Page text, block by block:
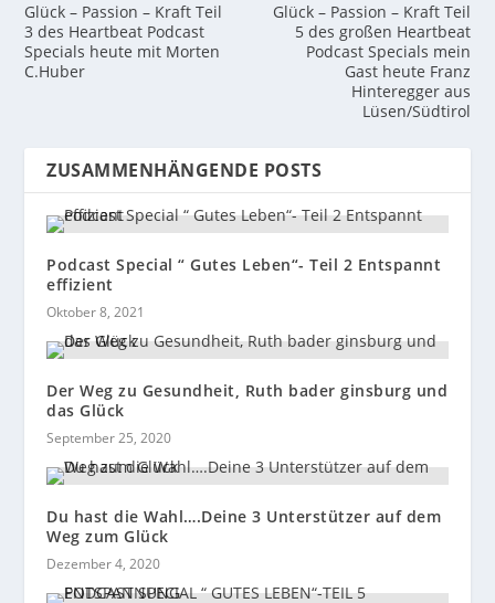
Glück – Passion – Kraft Teil
3 des Heartbeat Podcast
Specials heute mit Morten
C.Huber
Glück – Passion – Kraft Teil
5 des großen Heartbeat
Podcast Specials mein
Gast heute Franz
Hinteregger aus
Lüsen/Südtirol
ZUSAMMENHÄNGENDE POSTS
Podcast Special “ Gutes Leben“- Teil 2 Entspannt
effizient
Oktober 8, 2021
Der Weg zu Gesundheit, Ruth bader ginsburg und
das Glück
September 25, 2020
Du hast die Wahl….Deine 3 Unterstützer auf dem
Weg zum Glück
Dezember 4, 2020